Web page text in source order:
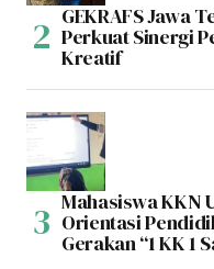
GEKRAFS Jawa
Perkuat Sinergi
Kreatif
Mahasiswa KKN
Orientasi
Gerakan “1 KK 1